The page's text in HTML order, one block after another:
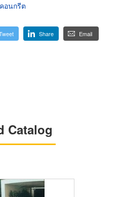
อนกรีต
Share Email
Catalog